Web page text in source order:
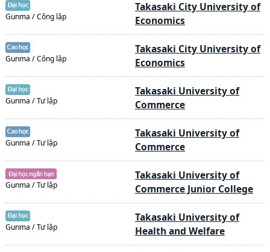
Gunma / Công lập
Takasaki City University of
Economics
Gunma / Công lập
Takasaki City University of
Economics
Gunma / Tư lập
Takasaki University of
Commerce
Gunma / Tư lập
Takasaki University of
Commerce
Gunma / Tư lập
Takasaki University of
Commerce Junior College
Gunma / Tư lập
Takasaki University of
Health and Welfare